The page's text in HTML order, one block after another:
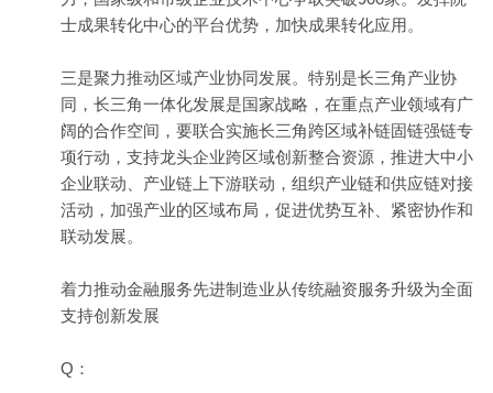
士成果转化中心的平台优势，加快成果转化应用。
三是聚力推动区域产业协同发展。特别是长三角产业协
同，长三角一体化发展是国家战略，在重点产业领域有广
阔的合作空间，要联合实施长三角跨区域补链固链强链专
项行动，支持龙头企业跨区域创新整合资源，推进大中小
企业联动、产业链上下游联动，组织产业链和供应链对接
活动，加强产业的区域布局，促进优势互补、紧密协作和
联动发展。
着力推动金融服务先进制造业从传统融资服务升级为全面
支持创新发展
Q：